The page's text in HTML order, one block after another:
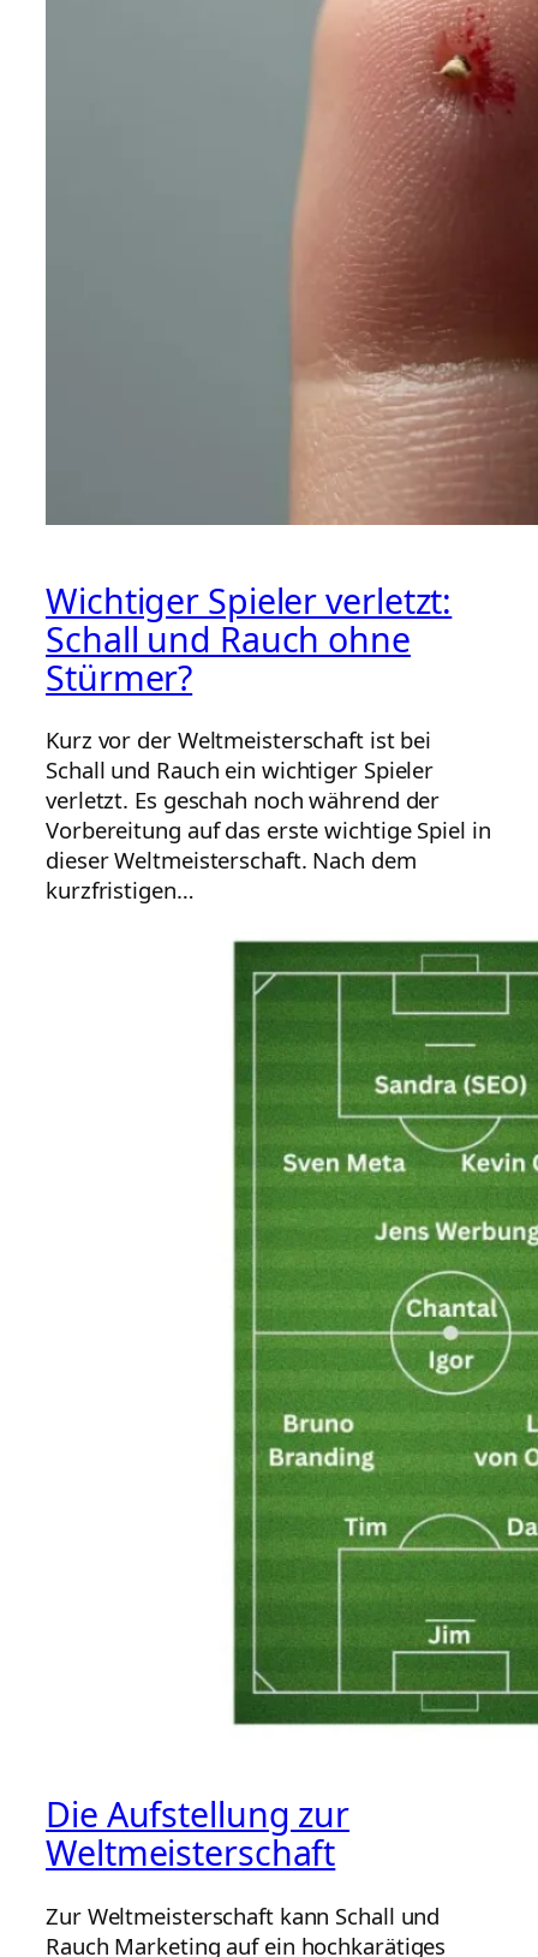
Wichtiger Spieler verletzt:
Schall und Rauch ohne
Stürmer?
Kurz vor der Weltmeisterschaft ist bei
Schall und Rauch ein wichtiger Spieler
verletzt. Es geschah noch während der
Vorbereitung auf das erste wichtige Spiel in
dieser Weltmeisterschaft. Nach dem
kurzfristigen…
Die Aufstellung zur
Weltmeisterschaft
Zur Weltmeisterschaft kann Schall und
Rauch Marketing auf ein hochkarätiges